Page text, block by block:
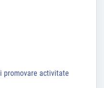
promovare activitate